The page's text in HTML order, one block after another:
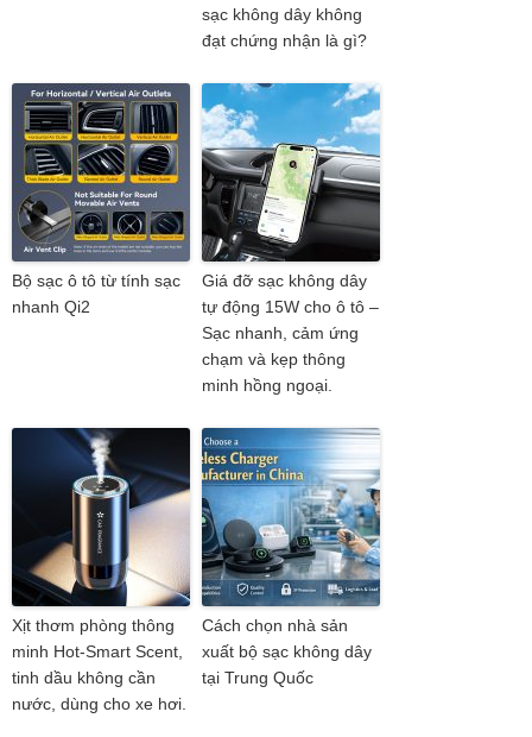
sạc không dây không
đạt chứng nhận là gì?
Bộ sạc ô tô từ tính sạc
nhanh Qi2
Giá đỡ sạc không dây
tự động 15W cho ô tô –
Sạc nhanh, cảm ứng
chạm và kẹp thông
minh hồng ngoại.
Xịt thơm phòng thông
minh Hot-Smart Scent,
tinh dầu không cần
nước, dùng cho xe hơi.
Cách chọn nhà sản
xuất bộ sạc không dây
tại Trung Quốc